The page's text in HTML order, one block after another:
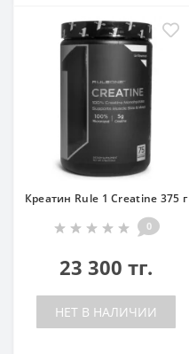
Креатин Rule 1 Creatine 375 г
0
23 300 тг.
НЕТ В НАЛИЧИИ